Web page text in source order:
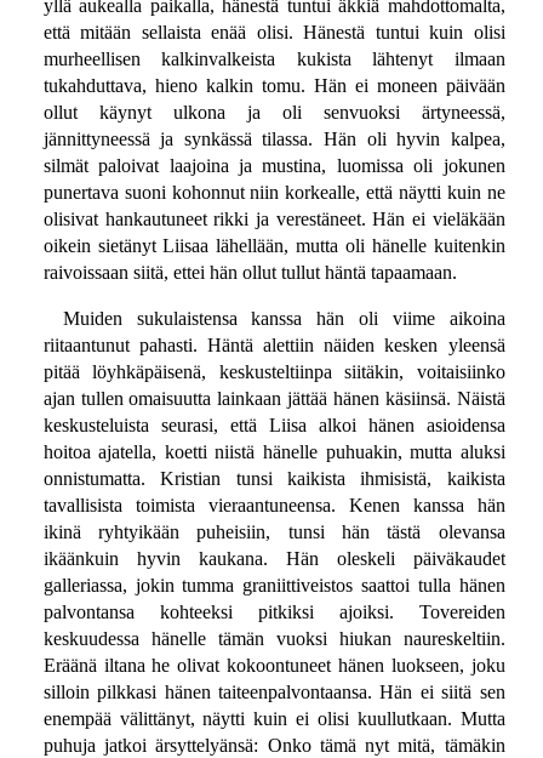
yllä aukealla paikalla, hänestä tuntui äkkiä mahdottomalta,
että mitään sellaista enää olisi. Hänestä tuntui kuin olisi
murheellisen kalkinvalkeista kukista lähtenyt ilmaan
tukahduttava, hieno kalkin tomu. Hän ei moneen päivään
ollut käynyt ulkona ja oli senvuoksi ärtyneessä,
jännittyneessä ja synkässä tilassa. Hän oli hyvin kalpea,
silmät paloivat laajoina ja mustina, luomissa oli jokunen
punertava suoni kohonnut niin korkealle, että näytti kuin ne
olisivat hankautuneet rikki ja verestäneet. Hän ei vieläkään
oikein sietänyt Liisaa lähellään, mutta oli hänelle kuitenkin
raivoissaan siitä, ettei hän ollut tullut häntä tapaamaan.
Muiden sukulaistensa kanssa hän oli viime aikoina
riitaantunut pahasti. Häntä alettiin näiden kesken yleensä
pitää löyhkäpäisenä, keskusteltiinpa siitäkin, voitaisiinko
ajan tullen omaisuutta lainkaan jättää hänen käsiinsä. Näistä
keskusteluista seurasi, että Liisa alkoi hänen asioidensa
hoitoa ajatella, koetti niistä hänelle puhuakin, mutta aluksi
onnistumatta. Kristian tunsi kaikista ihmisistä, kaikista
tavallisista toimista vieraantuneensa. Kenen kanssa hän
ikinä ryhtyikään puheisiin, tunsi hän tästä olevansa
ikäänkuin hyvin kaukana. Hän oleskeli päiväkaudet
galleriassa, jokin tumma graniittiveistos saattoi tulla hänen
palvontansa kohteeksi pitkiksi ajoiksi. Tovereiden
keskuudessa hänelle tämän vuoksi hiukan naureskeltiin.
Eräänä iltana he olivat kokoontuneet hänen luokseen, joku
silloin pilkkasi hänen taiteenpalvontaansa. Hän ei siitä sen
enempää välittänyt, näytti kuin ei olisi kuullutkaan. Mutta
puhuja jatkoi ärsyttelyänsä: Onko tämä nyt mitä, tämäkin